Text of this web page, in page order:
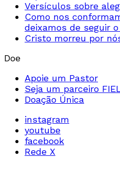
Versículos sobre
Como nos
deixamos de seguir
Cristo morreu por
Doe
Apoie um Pastor
Seja um parceiro
Doação Única
instagram
youtube
facebook
Rede X